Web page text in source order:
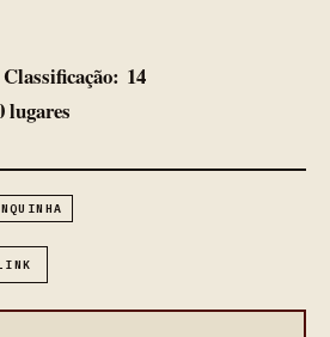
Classificação: 14
lugares